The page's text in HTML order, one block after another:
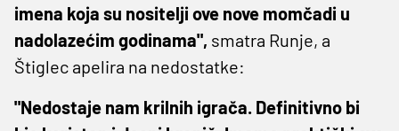
imena koja su nositelji ove nove momčadi u
nadolazećim godinama", smatra Runje, a
Štiglec apelira na nedostatke:
"Nedostaje nam krilnih igrača. Definitivno bi